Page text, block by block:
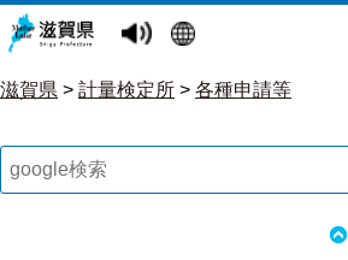
滋賀県 > 計量検定所 > 各種申請等